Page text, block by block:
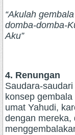
“Akulah
domba-domba-
Aku”
4. Renungan
Saudara-
konsep
umat Yahudi,
dengan mereka,